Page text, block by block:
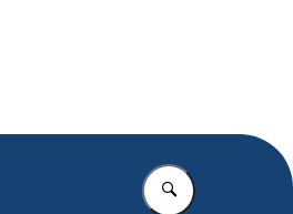
Vul in wat u